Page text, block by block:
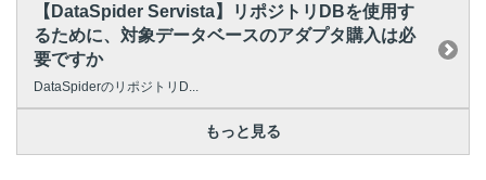
【DataSpider Servista】リポジトリDBを使用す
るために、対象データベースのアダプタ購入は必
要ですか
DataSpiderのリポジトリD...
もっと見る